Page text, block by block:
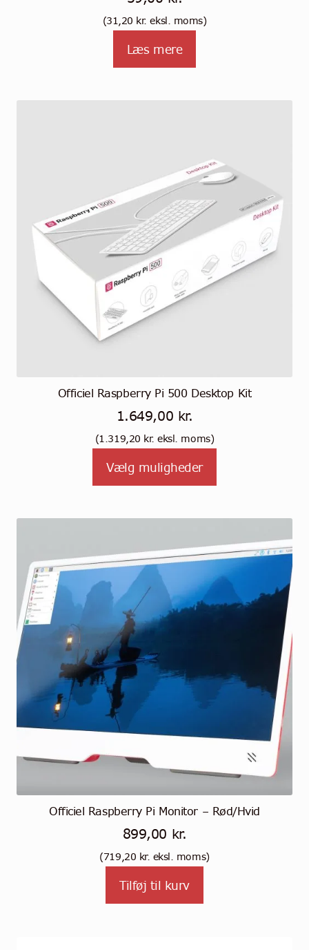
(31,20 kr. eksl. moms)
Læs mere
Officiel Raspberry Pi 500 Desktop Kit
1.649,00 kr.
(1.319,20 kr. eksl. moms)
Vælg muligheder
Voit
tehdä
valinnat
tuotteen
Officiel Raspberry Pi Monitor – Rød/Hvid
899,00 kr.
(719,20 kr. eksl. moms)
Tilføj til kurv